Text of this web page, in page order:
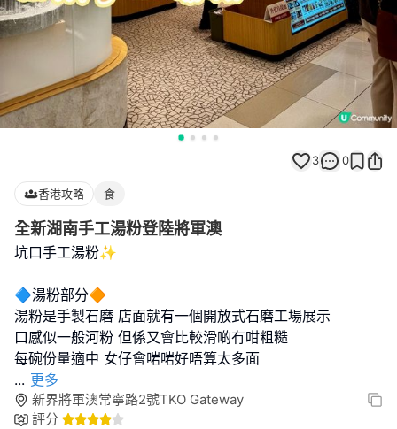
3 0
香港攻略 食
全新湖南手工湯粉登陸將軍澳
坑口手工湯粉✨
🔷湯粉部分🔶
湯粉是手製石磨 店面就有一個開放式石磨工場展示
口感似一般河粉 但係又會比較滑啲冇咁粗糙
... 更多
新界將軍澳常寧路2號TKO Gateway
評分